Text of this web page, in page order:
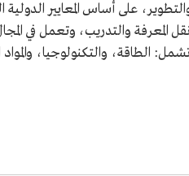
على أساس المعايير
المعرفة والتدريب، وتعمل في
الطاقة، والتكنولوجيا،